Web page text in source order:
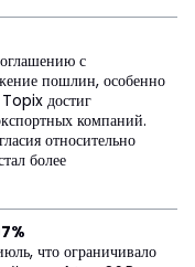
с
пошлин, особенно
достиг
компаний.
относительно
более
что ограничивало